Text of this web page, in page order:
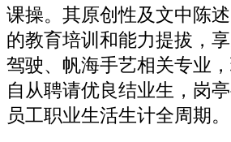
课操。其原创性及文中陈
的教育培训和能力提拔，
驾驶、帆海手艺相关专业
自从聘请优良结业生，岗
员工职业生活生计全周期。